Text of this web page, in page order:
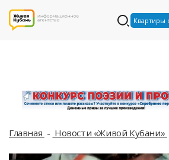
Квартиры
Главная Новости «Живой Кубани»